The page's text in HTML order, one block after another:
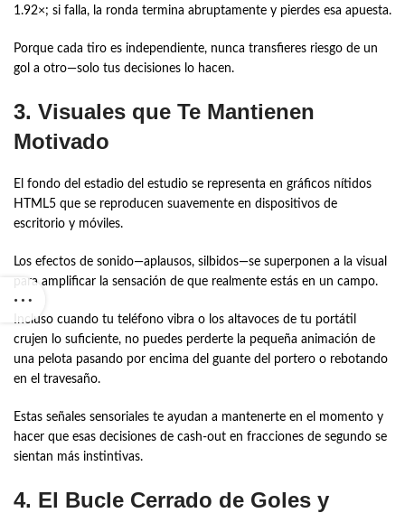
1.92×; si falla, la ronda termina abruptamente y pierdes esa apuesta.
Porque cada tiro es independiente, nunca transfieres riesgo de un
gol a otro—solo tus decisiones lo hacen.
3. Visuales que Te Mantienen
Motivado
El fondo del estadio del estudio se representa en gráficos nítidos
HTML5 que se reproducen suavemente en dispositivos de
escritorio y móviles.
Los efectos de sonido—aplausos, silbidos—se superponen a la visual
para amplificar la sensación de que realmente estás en un campo.
Incluso cuando tu teléfono vibra o los altavoces de tu portátil
crujen lo suficiente, no puedes perderte la pequeña animación de
una pelota pasando por encima del guante del portero o rebotando
en el travesaño.
Estas señales sensoriales te ayudan a mantenerte en el momento y
hacer que esas decisiones de cash‑out en fracciones de segundo se
sientan más instintivas.
4. El Bucle Cerrado de Goles y